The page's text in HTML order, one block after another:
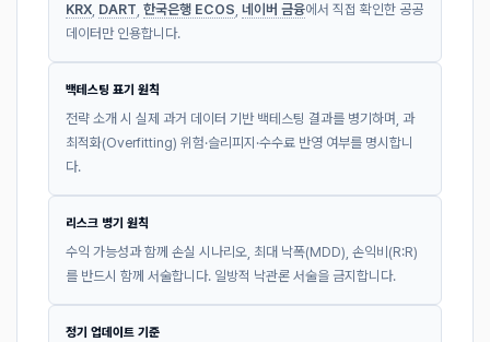
KRX DART 한국은행 ECOS 네이버 금융에서 직접 확인한 공공
데이터만 인용합니다.
백테스팅 표기 원칙
전략 소개 시 실제 과거 데이터 기반 백테스팅 결과를 병기하며, 과
최적화(Overfitting) 위험·슬리피지·수수료 반영 여부를 명시합니
다.
리스크 병기 원칙
수익 가능성과 함께 손실 시나리오, 최대 낙폭(MDD), 손익비(R:R)
를 반드시 함께 서술합니다. 일방적 낙관론 서술을 금지합니다.
정기 업데이트 기준